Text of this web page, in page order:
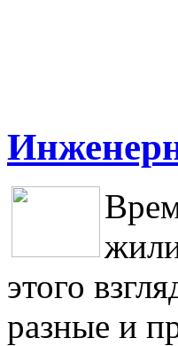
этого
разные и